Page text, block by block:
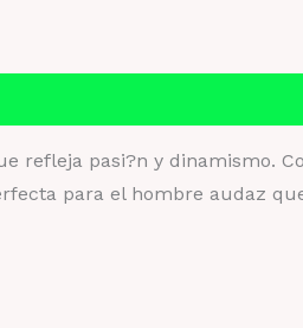
refleja pasi?n y dinamismo.
para el hombre audaz